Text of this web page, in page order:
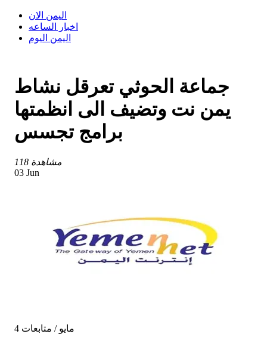
اليمن الان
اخبار الساعه
اليمن اليوم
جماعة الحوثي تعرقل نشاط
يمن نت وتضيف الى انظمتها
برامج تجسس
118 مشاهدة
03 Jun
4 مايو / متابعات